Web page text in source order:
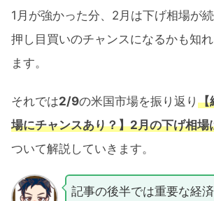
1月が強かった分、2月は下げ相場が続
押し目買いのチャンスになるかも知
ます。
それでは2/9の米国市場を振り返り 【
場にチャンスあり？】2月の下げ相場
ついて解説していきます。
記事の後半では重要な経